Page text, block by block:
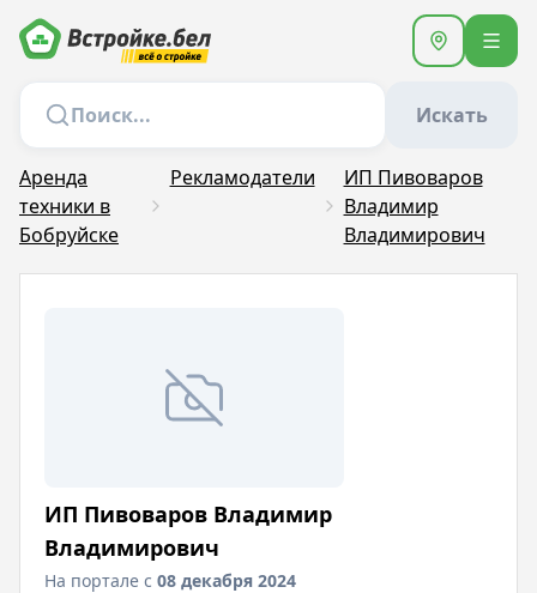
Искать
Аренда
техники в
Бобруйске
Рекламодатели
ИП Пивоваров
Владимир
Владимирович
ИП Пивоваров Владимир
Владимирович
На портале с 08 декабря 2024